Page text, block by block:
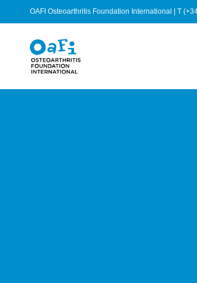
OAFI Osteoarthritis Foundation International | T